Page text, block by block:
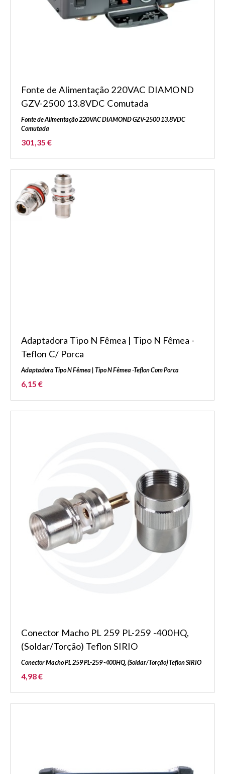
Fonte de Alimentação 220VAC DIAMOND
GZV-2500 13.8VDC Comutada
Fonte de Alimentação 220VAC DIAMOND GZV-2500 13.8VDC
Comutada
301,35 €
Adaptadora Tipo N Fêmea | Tipo N Fêmea -
Teflon C/ Porca
Adaptadora Tipo N Fêmea | Tipo N Fêmea -Teflon Com Porca
6,15 €
Conector Macho PL 259 PL-259 -400HQ,
(Soldar/Torção) Teflon SIRIO
Conector Macho PL 259 PL-259 -400HQ, (Soldar/Torção) Teflon SIRIO
4,98 €